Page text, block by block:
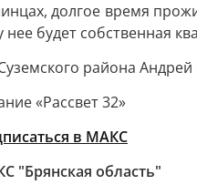
долгое время
нее будет собственная
района
«Рассвет 32»
в МАКС
"Брянская область"